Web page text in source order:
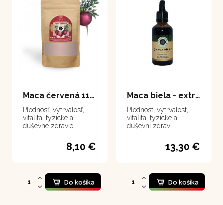
Maca červená 111 g
Plodnosť, vytrvalosť,
vitalita, fyzické a
duševné zdravie
8,10 €
Do košíka
Maca biela - extrakt 50 ml
Plodnost, vytrvalost,
vitalita, fyzické a
duševní zdraví
13,30 €
Do košíka